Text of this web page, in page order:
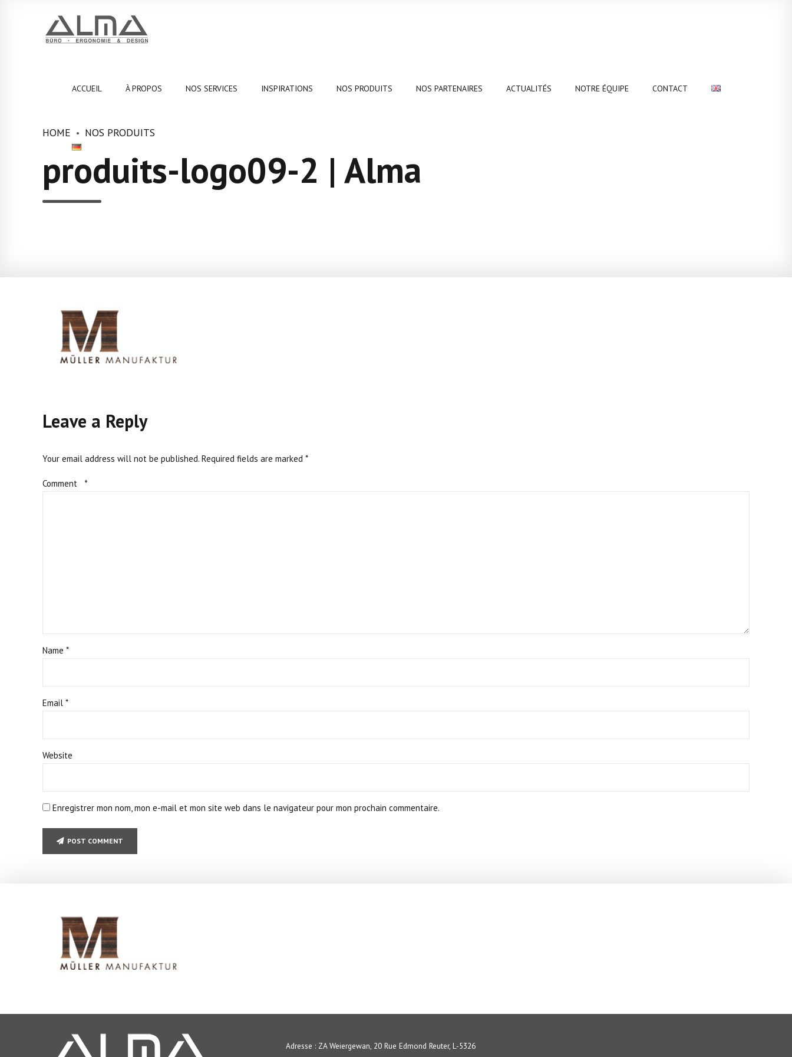
ACCUEIL À PROPOS NOS SERVICES INSPIRATIONS NOS PRODUITS NOS PARTENAIRES ACTUALITÉS NOTRE ÉQUIPE CONTACT
HOME NOS PRODUITS
produits-logo09-2 | Alma
Leave a Reply
Your email address will not be published. Required fields are marked *
Comment *
Name *
Email *
Website
Enregistrer mon nom, mon e-mail et mon site web dans le navigateur pour mon prochain commentaire.
POST COMMENT
Adresse : ZA Weiergewan, 20 Rue Edmond Reuter, L-5326